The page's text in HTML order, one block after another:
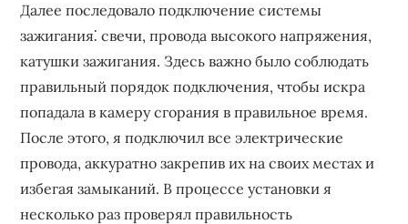
Далее последовало подключение системы
зажигания⁚ свечи, провода высокого напряжения,
катушки зажигания. Здесь важно было соблюдать
правильный порядок подключения, чтобы искра
попадала в камеру сгорания в правильное время.
После этого, я подключил все электрические
провода, аккуратно закрепив их на своих местах и
избегая замыканий. В процессе установки я
несколько раз проверял правильность